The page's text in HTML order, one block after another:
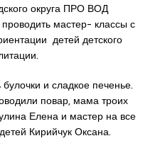
округа ПРО ВОД
мастер- классы с
детей детского
и сладкое печенье.
повар, мама троих
Елена и мастер на все
Кирийчук Оксана.